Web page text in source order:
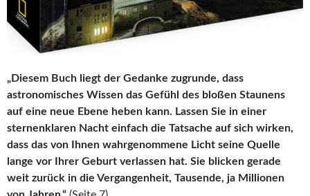
„Diesem Buch liegt der Gedanke zugrunde, dass
astronomisches Wissen das Gefühl des bloßen Staunens
auf eine neue Ebene heben kann. Lassen Sie in einer
sternenklaren Nacht einfach die Tatsache auf sich wirken,
dass das von Ihnen wahrgenommene Licht seine Quelle
lange vor Ihrer Geburt verlassen hat. Sie blicken gerade
weit zurück in die Vergangenheit, Tausende, ja Millionen